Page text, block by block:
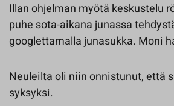
Illan ohjelman myötä keskustelu
puhe sota-aikana junassa
googlettamalla junasukka. Moni
Neuleilta oli niin onnistunut, että
syksyksi.